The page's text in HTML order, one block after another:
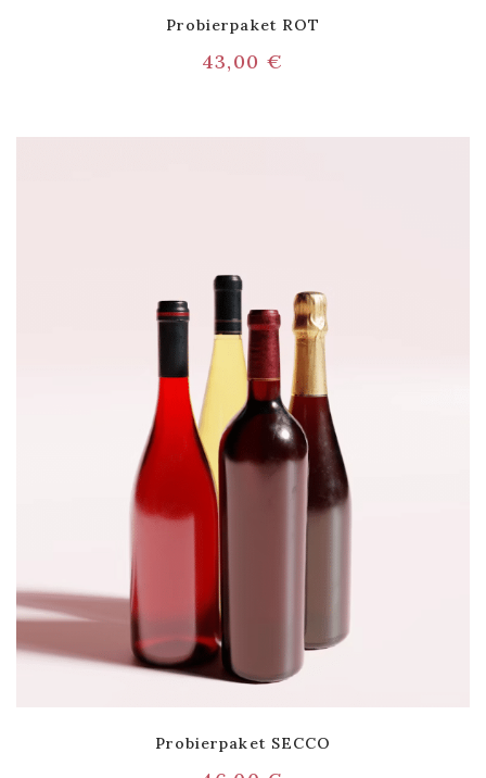
Probierpaket ROT
43,00 €
Probierpaket SECCO